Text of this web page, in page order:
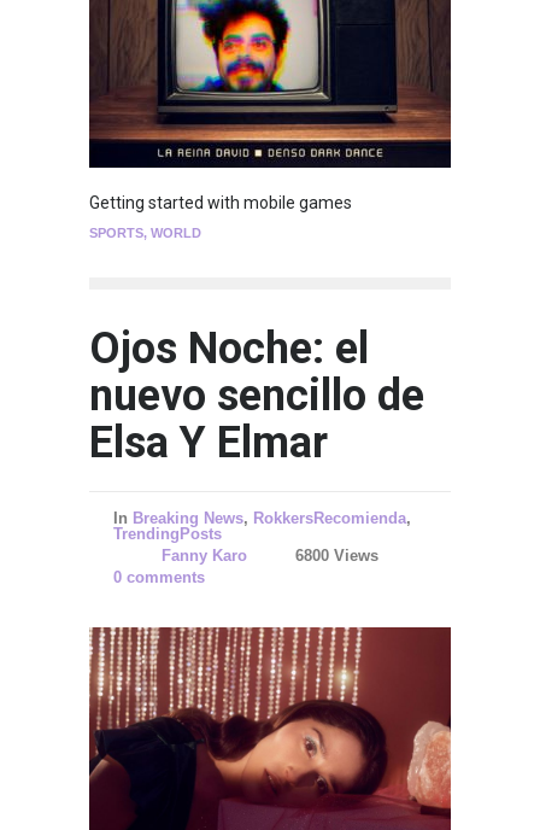
Getting started with mobile games
SPORTS, WORLD
Ojos Noche: el
nuevo sencillo de
Elsa Y Elmar
In Breaking News, RokkersRecomienda,
TrendingPosts
Fanny Karo
6800 Views
0 comments